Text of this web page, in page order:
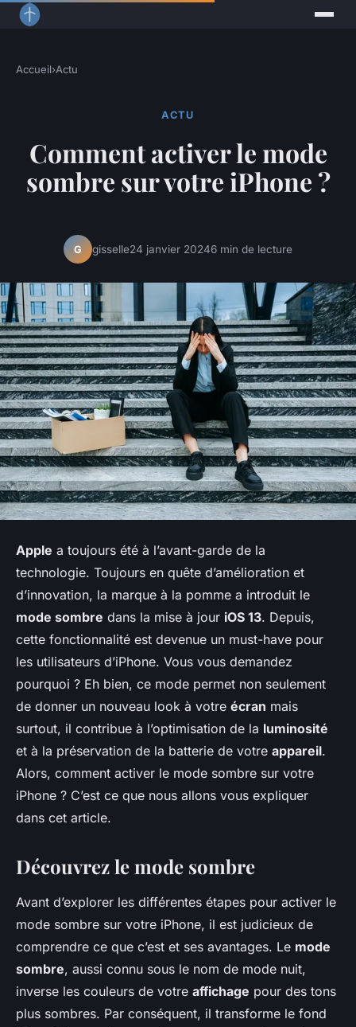
Accueil›Actu
ACTU
Comment activer le mode
sombre sur votre iPhone ?
G gisselle24 janvier 20246 min de lecture
Apple a toujours été à l’avant-garde de la
technologie. Toujours en quête d’amélioration et
d’innovation, la marque à la pomme a introduit le
mode sombre dans la mise à jour iOS 13. Depuis,
cette fonctionnalité est devenue un must-have pour
les utilisateurs d’iPhone. Vous vous demandez
pourquoi ? Eh bien, ce mode permet non seulement
de donner un nouveau look à votre écran mais
surtout, il contribue à l’optimisation de la luminosité
et à la préservation de la batterie de votre appareil.
Alors, comment activer le mode sombre sur votre
iPhone ? C’est ce que nous allons vous expliquer
dans cet article.
Découvrez le mode sombre
Avant d’explorer les différentes étapes pour activer le
mode sombre sur votre iPhone, il est judicieux de
comprendre ce que c’est et ses avantages. Le mode
sombre, aussi connu sous le nom de mode nuit,
inverse les couleurs de votre affichage pour des tons
plus sombres. Par conséquent, il transforme le fond